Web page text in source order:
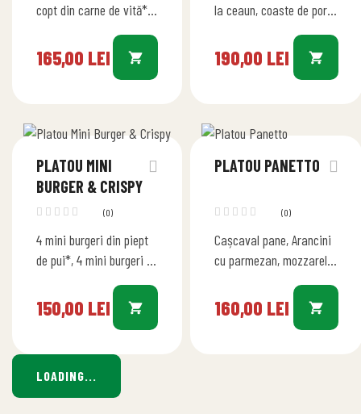
copt din carne de vită*,
ceafă* de porc,
cârnăciori semi-afumați,
165,00 LEI
la ceaun, coaste de porc
grill, cârnăciori
semiafumați, mititei,
190,00 LEI
PLATOU MINI
BURGER & CRISPY
(0)
4 mini burgeri din piept
de pui*, 4 mini burgeri de
piept de pui*, aripioare
de…
150,00 LEI
PLATOU PANETTO
(0)
Cașcaval pane, Arancini
cu parmezan, mozzarella
pui, pui Shanghai,
aripioare pui Crispy
160,00 LEI
LOADING...